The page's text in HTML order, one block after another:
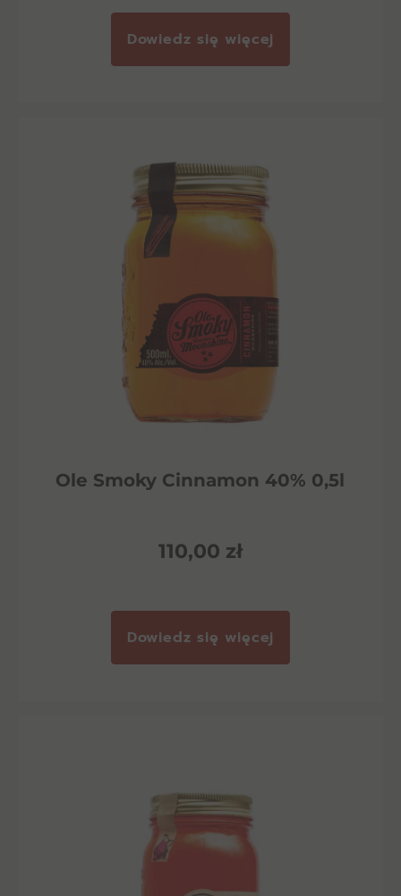
Dowiedz się więcej
Ole Smoky Cinnamon 40% 0,5l
110,00 zł
Dowiedz się więcej